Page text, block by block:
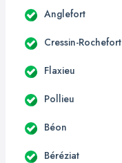
Anglefort
Cressin-Rochefort
Flaxieu
Pollieu
Béon
Béréziat